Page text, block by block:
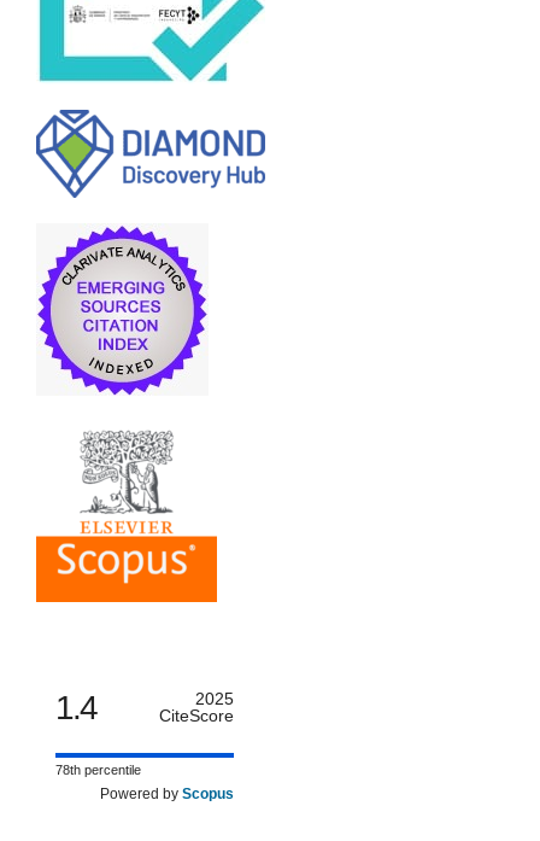
1.4
2025
CiteScore
78th percentile
Powered by Scopus